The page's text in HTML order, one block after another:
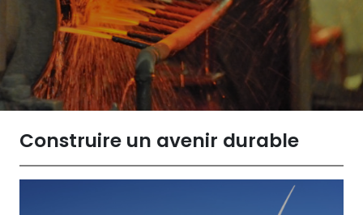
Construire un avenir durable